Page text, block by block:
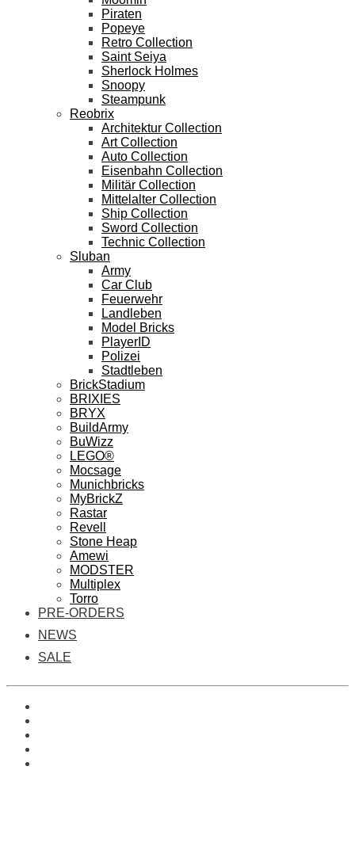
Piraten
Popeye
Retro Collection
Saint Seiya
Sherlock Holmes
Snoopy
Steampunk
Reobrix
Architektur Collection
Art Collection
Auto Collection
Eisenbahn Collection
Militär Collection
Mittelalter Collection
Ship Collection
Sword Collection
Technic Collection
Sluban
Army
Car Club
Feuerwehr
Landleben
Model Bricks
PlayerID
Polizei
Stadtleben
BrickStadium
BRIXIES
BRYX
BuildArmy
BuWizz
LEGO®
Mocsage
Munichbricks
MyBrickZ
Rastar
Revell
Stone Heap
Amewi
MODSTER
Multiplex
Torro
PRE-ORDERS
NEWS
SALE